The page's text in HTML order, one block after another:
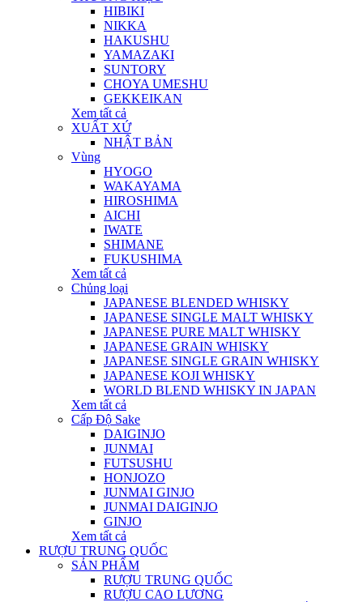
HIBIKI
NIKKA
HAKUSHU
YAMAZAKI
SUNTORY
CHOYA UMESHU
GEKKEIKAN
Xem tất cả
XUẤT XỨ
NHẬT BẢN
Vùng
HYOGO
WAKAYAMA
HIROSHIMA
AICHI
IWATE
SHIMANE
FUKUSHIMA
Xem tất cả
Chủng loại
JAPANESE BLENDED WHISKY
JAPANESE SINGLE MALT WHISKY
JAPANESE PURE MALT WHISKY
JAPANESE GRAIN WHISKY
JAPANESE SINGLE GRAIN WHISKY
JAPANESE KOJI WHISKY
WORLD BLEND WHISKY IN JAPAN
Xem tất cả
Cấp Độ Sake
DAIGINJO
JUNMAI
FUTSUSHU
HONJOZO
JUNMAI GINJO
JUNMAI DAIGINJO
GINJO
Xem tất cả
RƯỢU TRUNG QUỐC
SẢN PHẨM
RƯỢU TRUNG QUỐC
RƯỢU CAO LƯƠNG